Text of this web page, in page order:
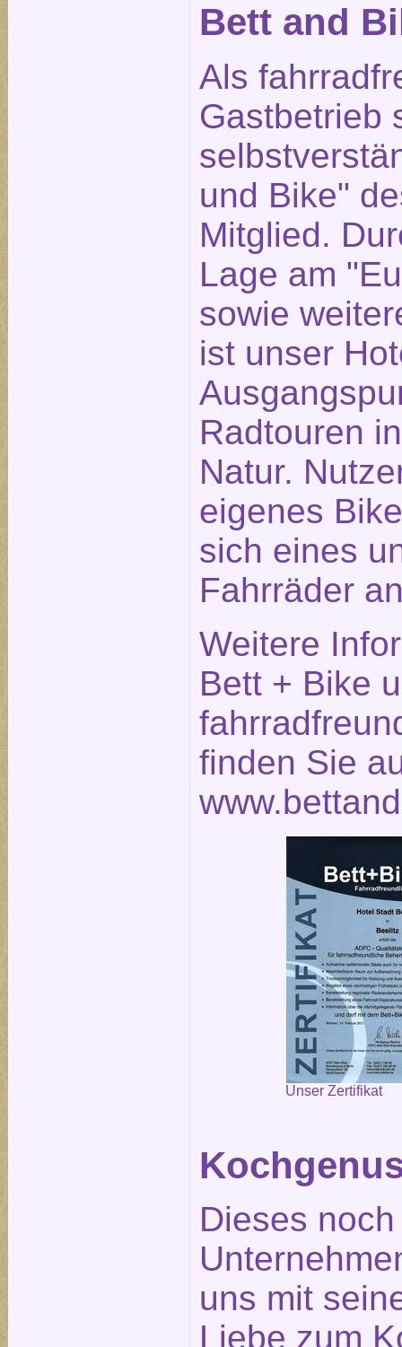
Bett and
Als
Gastbetrieb
und Bike"
Mitglied.
Lage am
sowie
ist unser
Radtouren
Natur.
eigenes
sich eines
Fahrräder
Weitere
Bett + Bike
finden Sie
Unser Zertifikat
Dieses
uns mit
Liebe zum